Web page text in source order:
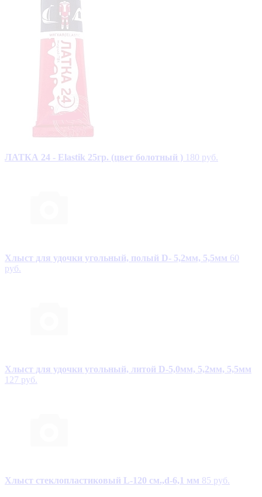
ЛАТКА 24 - Elastik 25гр. (цвет болотный ) 180 руб.
Хлыст для удочки угольный, полый D- 5,2мм, 5,5мм 60
руб.
Хлыст для удочки угольный, литой D-5,0мм, 5,2мм, 5,5мм
127 руб.
Хлыст стеклопластиковый L-120 см.,d-6,1 мм 85 руб.